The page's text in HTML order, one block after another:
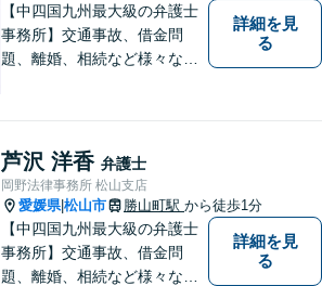
【中四国九州最大級の弁護士
事務所】交通事故、借金問
題、離婚、相続など様々な問
い！
詳細を見
る
芦沢 洋香 弁護士
岡野法律事務所 松山支店
愛媛県|松山市 勝山町駅 から徒歩1分
【中四国九州最大級の弁護士
事務所】交通事故、借金問
題、離婚、相続など様々な問
詳細を見
る